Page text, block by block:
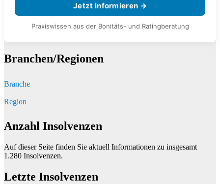
Jetzt informieren →
Praxiswissen aus der Bonitäts- und Ratingberatung
Branchen/Regionen
Branche
Region
Anzahl Insolvenzen
Auf dieser Seite finden Sie aktuell Informationen zu insgesamt
1.280 Insolvenzen.
Letzte Insolvenzen